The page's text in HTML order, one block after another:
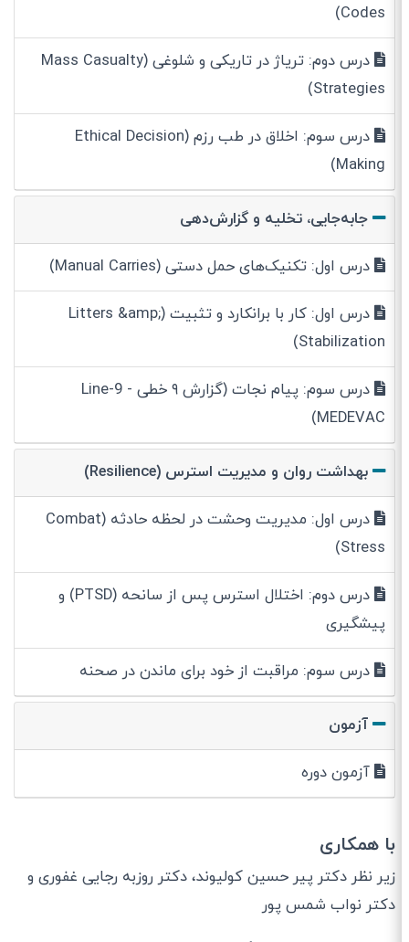
Codes)
درس دوم: تریاژ در تاریکی و شلوغی (Mass Casualty
Strategies)
درس سوم: اخلاق در طب رزم (Ethical Decision
Making)
جابه‌جایی، تخلیه و گزارش‌دهی
درس اول: تکنیک‌های حمل دستی (Manual Carries)
درس اول: کار با برانکارد و تثبیت (Litters &amp;
Stabilization)
درس سوم: پیام نجات (گزارش ۹ خطی - 9-Line
MEDEVAC)
بهداشت روان و مدیریت استرس (Resilience)
درس اول: مدیریت وحشت در لحظه حادثه (Combat
Stress)
درس دوم: اختلال استرس پس از سانحه (PTSD) و
پیشگیری
درس سوم: مراقبت از خود برای ماندن در صحنه
آزمون
آزمون دوره
با همکاری
زیر نظر دکتر پیر حسین کولیوند، دکتر روزبه رجایی غفوری و
دکتر نواب شمس پور